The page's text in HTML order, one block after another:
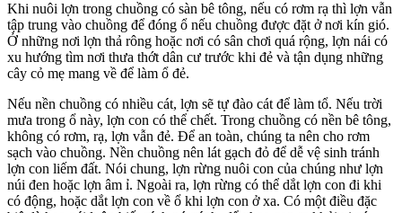
Khi nuôi lợn trong chuồng có sàn bê tông, nếu có rơm rạ thì lợn vẫn
tập trung vào chuồng để đóng ổ nếu chuồng được đặt ở nơi kín gió.
Ở những nơi lợn thả rông hoặc nơi có sân chơi quá rộng, lợn nái có
xu hướng tìm nơi thưa thớt dân cư trước khi đẻ và tận dụng những
cây cỏ mẹ mang về để làm ổ đẻ.
Nếu nền chuồng có nhiều cát, lợn sẽ tự đào cát để làm tổ. Nếu trời
mưa trong ổ này, lợn con có thể chết. Trong chuồng có nền bê tông,
không có rơm, rạ, lợn vẫn đẻ. Để an toàn, chúng ta nên cho rơm
sạch vào chuồng. Nền chuồng nên lát gạch đỏ để dễ vệ sinh tránh
lợn con liếm đất. Nói chung, lợn rừng nuôi con của chúng như lợn
núi đen hoặc lợn âm ỉ. Ngoài ra, lợn rừng có thể dắt lợn con đi khi
có động, hoặc dắt lợn con về ổ khi lợn con ở xa. Có một điều đặc